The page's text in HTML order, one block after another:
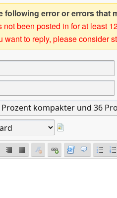
following error or errors that
not been posted in for at least
want to reply, please consider